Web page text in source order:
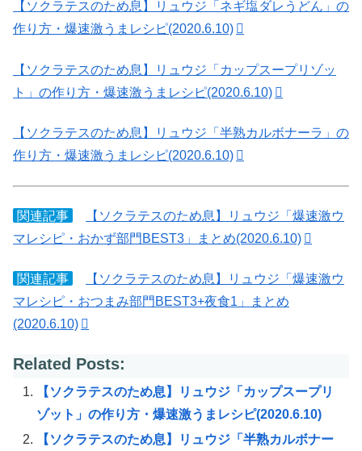
【ソクラテスのため息】リュウジ「ネギ塩ダレうどん」の
作り方・爆速激うまレシピ(2020.6.10)
【ソクラテスのため息】リュウジ「カップスープリゾッ
ト」の作り方・爆速激うまレシピ(2020.6.10)
【ソクラテスのため息】リュウジ「半熟カルボナーラ」の
作り方・爆速激うまレシピ(2020.6.10)
関連記事
【ソクラテスのため息】リュウジ「爆速激ウ
マレシピ・おかず部門BEST3」まとめ(2020.6.10)
関連記事
【ソクラテスのため息】リュウジ「爆速激ウ
マレシピ・おつまみ部門BEST3+夜食1」まとめ
(2020.6.10)
Related Posts:
【ソクラテスのため息】リュウジ「カップスープリ
ゾット」の作り方・爆速激うまレシピ(2020.6.10)
【ソクラテスのため息】リュウジ「半熟カルボナー